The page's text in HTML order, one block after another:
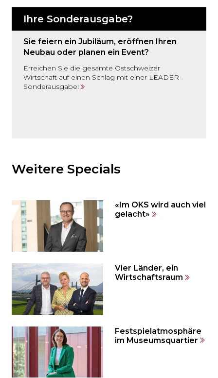
Ihre Sonderausgabe?
Sie feiern ein Jubiläum, eröffnen Ihren
Neubau oder planen ein Event?
Erreichen Sie die gesamte Ostschweizer
Wirtschaft auf einen Schlag mit einer LEADER-
Sonderausgabe!
den
Inhalt
auslassen
und
direkt
springen?
Weitere Specials
«Im OKS wird auch viel
gelacht»
Vier Länder, ein
Wirtschaftsraum
Festspielatmosphäre
im Museumsquartier